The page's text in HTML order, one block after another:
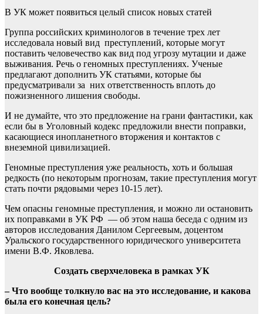
В УК может появиться целый список новых статей
Группа российских криминологов в течение трех лет
исследовала новый вид преступлений, которые могут
поставить человечество как вид под угрозу мутации и даже
выживания. Речь о геномных преступлениях. Ученые
предлагают дополнить УК статьями, которые бы
предусматривали за них ответственность вплоть до
пожизненного лишения свободы.
И не думайте, что это предложение на грани фантастики, как
если бы в Уголовный кодекс предложили внести поправки,
касающиеся инопланетного вторжения и контактов с
внеземной цивилизацией.
Геномные преступления уже реальность, хоть и большая
редкость (по некоторым прогнозам, такие преступления могут
стать почти рядовыми через 10-15 лет).
Чем опасны геномные преступления, и можно ли остановить
их поправками в УК РФ — об этом наша беседа с одним из
авторов исследования Данилом Сергеевым, доцентом
Уральского государственного юридического университета
имени В.Ф. Яковлева.
Создать сверхчеловека в рамках УК
– Что вообще толкнуло вас на это исследование, и какова
была его конечная цель?